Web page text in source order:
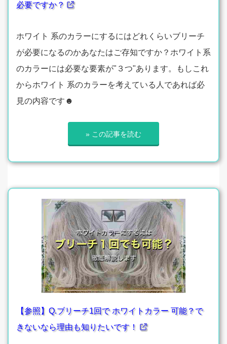
必要ですか？
ホワイト 系のカラーにするにはどれくらいブリーチ
が必要になるのかあなたはご存知ですか？ホワイト系
のカラーには必要な要素が"３つ"あります。もしこれ
からホワイト 系のカラーを考えている人であれば必
見の内容です☻
» この記事を読む
【参照】Q.ブリーチ1回で ホワイトカラー 可能？で
きないなら理由も知りたいです！